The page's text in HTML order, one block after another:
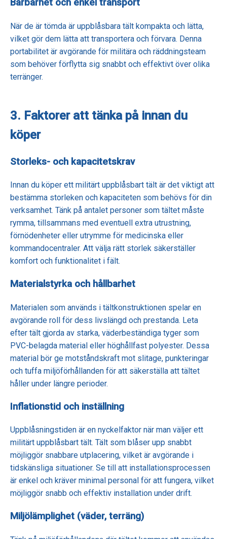
Bärbarhet och enkel transport
När de är tömda är uppblåsbara tält kompakta och lätta,
vilket gör dem lätta att transportera och förvara. Denna
portabilitet är avgörande för militära och räddningsteam
som behöver förflytta sig snabbt och effektivt över olika
terränger.
3. Faktorer att tänka på innan du
köper
Storleks- och kapacitetskrav
Innan du köper ett militärt uppblåsbart tält är det viktigt att
bestämma storleken och kapaciteten som behövs för din
verksamhet. Tänk på antalet personer som tältet måste
rymma, tillsammans med eventuell extra utrustning,
förnödenheter eller utrymme för medicinska eller
kommandocentraler. Att välja rätt storlek säkerställer
komfort och funktionalitet i fält.
Materialstyrka och hållbarhet
Materialen som används i tältkonstruktionen spelar en
avgörande roll för dess livslängd och prestanda. Leta
efter tält gjorda av starka, väderbeständiga tyger som
PVC-belagda material eller höghållfast polyester. Dessa
material bör ge motståndskraft mot slitage, punkteringar
och tuffa miljöförhållanden för att säkerställa att tältet
håller under längre perioder.
Inflationstid och inställning
Uppblåsningstiden är en nyckelfaktor när man väljer ett
militärt uppblåsbart tält. Tält som blåser upp snabbt
möjliggör snabbare utplacering, vilket är avgörande i
tidskänsliga situationer. Se till att installationsprocessen
är enkel och kräver minimal personal för att fungera, vilket
möjliggör snabb och effektiv installation under drift.
Miljölämplighet (väder, terräng)